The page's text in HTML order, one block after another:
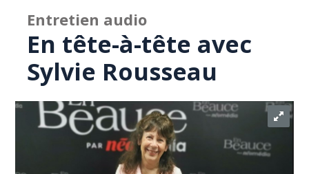
Entretien audio
En tête-à-tête avec
Sylvie Rousseau